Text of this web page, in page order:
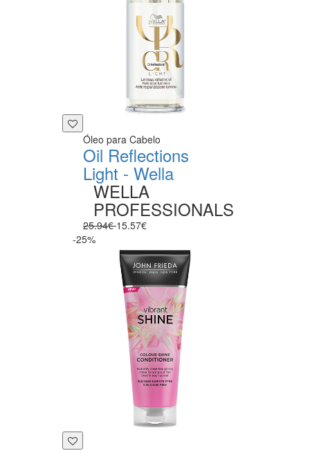
Óleo para Cabelo
Oil Reflections
Light - Wella
WELLA
PROFESSIONALS
25.94€15.57€
-25%